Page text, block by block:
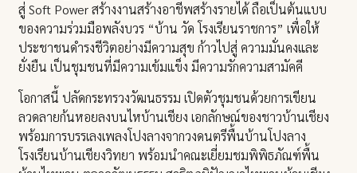
สู่ Soft Power สร้างงานสร้างอาชีพสร้างรายได้ ถือเป็นต้นแบบ
ของความร่วมมือพลังบวร “บ้าน วัด โรงเรียนราชการ” เพื่อให้
ประชาชนดำรงชีวิตอย่างมีความสุข ก้าวไปสู่ ความมั่นคงและ
ยั่งยืน เป็นชุมชนที่มีความเข้มแข็ง มีความรักความสามัคคี
โอกาสนี้ ปลัดกระทรวงวัฒนธรรม เปิดตัวชุมชนด้วยการเขียน
ลวดลายก้นหอยลงบนไหบ้านเชียง เอกลักษณ์ของชาวบ้านเชียง
พร้อมการบรรเลงเพลงโปงลางจากวงดนตรีพื้นบ้านโปงลาง
โรงเรียนบ้านเชียงวิทยา พร้อมนำคณะเยี่ยมชมพิพิธภัณฑ์พื้น